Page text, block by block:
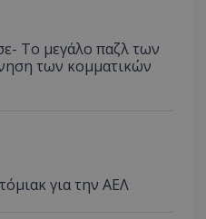
Το μεγάλο παζλ των
των κομματικών
για την ΑΕΛ